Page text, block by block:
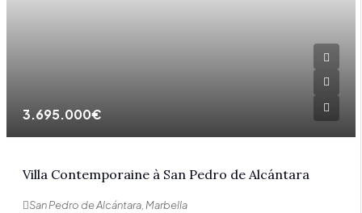
3.695.000€
Villa Contemporaine à San Pedro de Alcántara
San Pedro de Alcántara, Marbella